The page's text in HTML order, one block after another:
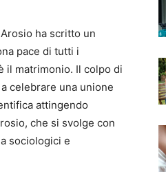
ha scritto un
pace di tutti i
il matrimonio. Il colpo di
celebrare una unione
attingendo
che si svolge con
sociologici e